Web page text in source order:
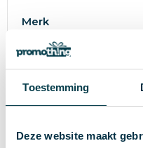
Toestemming
Deze website maakt
Merk
EAN-code
Kleur
Hoogte